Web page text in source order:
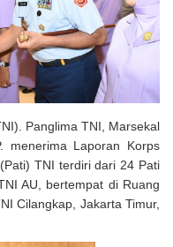
Panglima TNI, Marsekal
menerima Laporan Korps
TNI terdiri dari 24 Pati
AU, bertempat di Ruang
Cilangkap, Jakarta Timur,